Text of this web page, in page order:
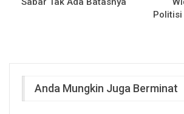
Politisi
Anda Mungkin Juga Berminat